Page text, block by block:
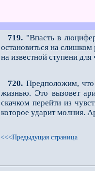
719. "Впасть в
остановиться на
на известной ступени
720. Предположим,
жизнью. Это вызовет
скачком перейти из
которое ударит молния.
<<<Предыдущая страница